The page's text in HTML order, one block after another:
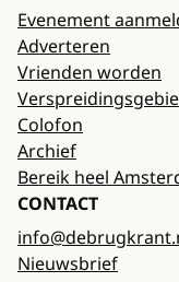
Evenement
Adverteren
Vrienden worden
Colofon
Archief
Bereik heel
CONTACT
Nieuwsbrief